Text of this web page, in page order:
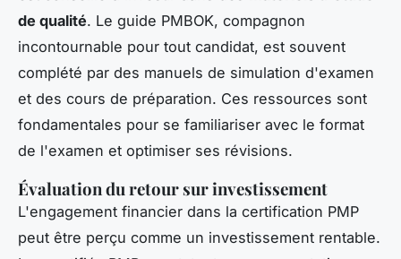
de qualité. Le guide PMBOK, compagnon
incontournable pour tout candidat, est souvent
complété par des manuels de simulation d'examen
et des cours de préparation. Ces ressources sont
fondamentales pour se familiariser avec le format
de l'examen et optimiser ses révisions.
Évaluation du retour sur investissement
L'engagement financier dans la certification PMP
peut être perçu comme un investissement rentable.